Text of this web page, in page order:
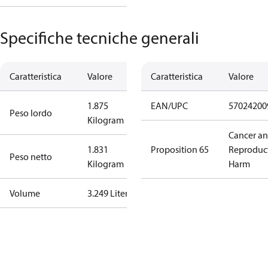
Specifiche tecniche generali
Caratteristica Valore
Peso lordo
1.875
Kilogram
Peso netto
1.831
Kilogram
Volume 3.249 Liter
Caratteristica Valore
EAN/UPC
Proposition 65
Cancer
Harm